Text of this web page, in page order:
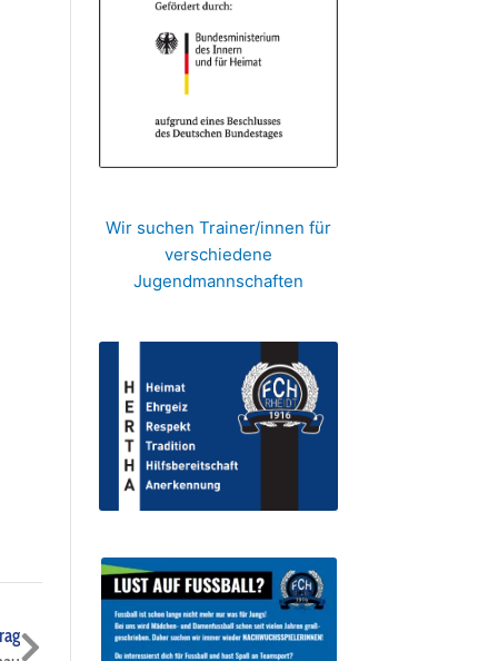
Nächster
Wir suchen Trainer/innen für
verschiedene
Jugendmannschaften